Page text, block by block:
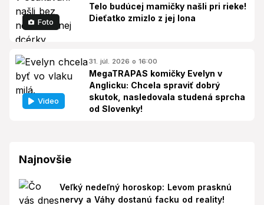
Foto
Telo budúcej mamičky našli pri rieke!
Dieťatko zmizlo z jej lona
Video
31. júl. 2026 o 16:00
MegaTRAPAS komičky Evelyn v
Anglicku: Chcela spraviť dobrý
skutok, nasledovala studená sprcha
od Slovenky!
Najnovšie
Veľký nedeľný horoskop: Levom prasknú
nervy a Váhy dostanú facku od reality!